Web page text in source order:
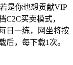
是你也想贡献VIP
C2C买卖模式，
日一练，网坐将按
后，每下载1次。